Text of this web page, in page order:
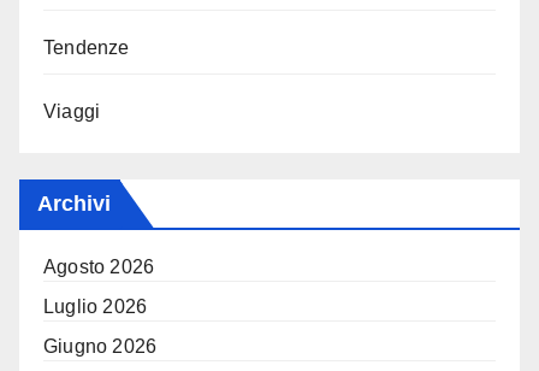
Tendenze
Viaggi
Archivi
Agosto 2026
Luglio 2026
Giugno 2026